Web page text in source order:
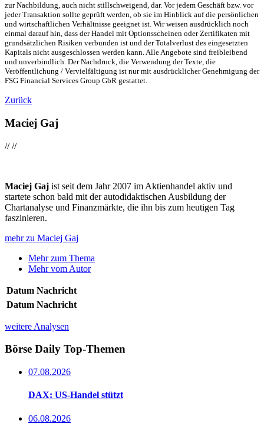
zur Nachbildung, auch nicht stillschweigend, dar. Vor jedem Geschäft bzw. vor
jeder Transaktion sollte geprüft werden, ob sie im Hinblick auf die persönlichen
und wirtschaftlichen Verhältnisse geeignet ist. Wir weisen ausdrücklich noch
einmal darauf hin, dass der Handel mit Optionsscheinen oder Zertifikaten mit
grundsätzlichen Risiken verbunden ist und der Totalverlust des eingesetzten
Kapitals nicht ausgeschlossen werden kann. Alle Angebote sind freibleibend
und unverbindlich. Der Nachdruck, die Verwendung der Texte, die
Veröffentlichung / Vervielfältigung ist nur mit ausdrücklicher Genehmigung der
FSG Financial Services Group GbR gestattet.
Zurück
Maciej Gaj
////
Maciej Gaj ist seit dem Jahr 2007 im Aktienhandel aktiv und
startete schon bald mit der autodidaktischen Ausbildung der
Chartanalyse und Finanzmärkte, die ihn bis zum heutigen Tag
faszinieren.
mehr zu Maciej Gaj
Mehr zum Thema
Mehr vom Autor
Datum Nachricht
Datum Nachricht
weitere Analysen
Börse Daily Top-Themen
07.08.2026
DAX: US-Handel stützt
06.08.2026